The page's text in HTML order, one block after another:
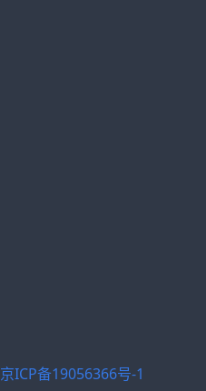
京ICP备19056366号-1